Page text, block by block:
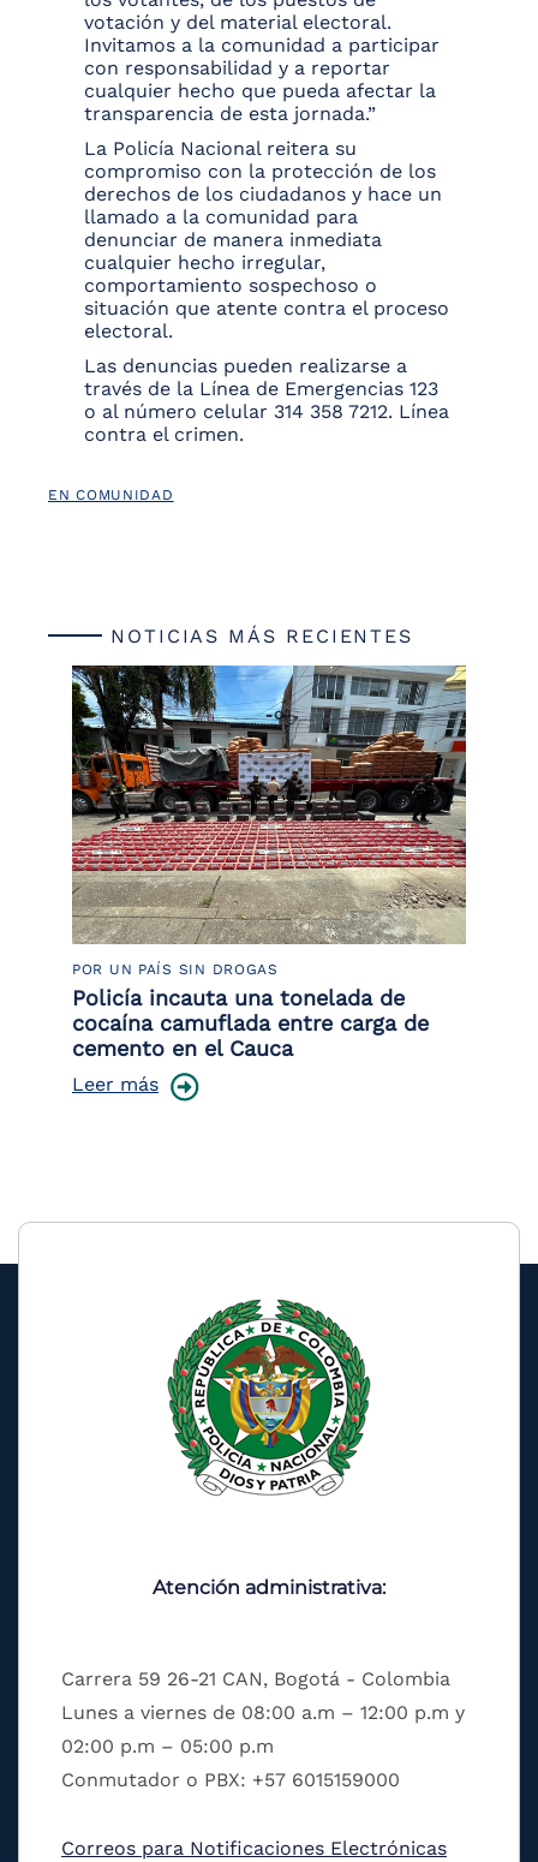
votación y del material electoral.
Invitamos a la comunidad a participar
con responsabilidad y a reportar
cualquier hecho que pueda afectar la
transparencia de esta jornada.”
La Policía Nacional reitera su
compromiso con la protección de los
derechos de los ciudadanos y hace un
llamado a la comunidad para
denunciar de manera inmediata
cualquier hecho irregular,
comportamiento sospechoso o
situación que atente contra el proceso
electoral.
Las denuncias pueden realizarse a
través de la Línea de Emergencias 123
o al número celular 314 358 7212. Línea
contra el crimen.
EN COMUNIDAD
NOTICIAS MÁS RECIENTES
POR UN PAÍS SIN DROGAS
Policía incauta una tonelada de
cocaína camuflada entre carga de
cemento en el Cauca
Leer más
Atención administrativa:
Carrera 59 26-21 CAN, Bogotá - Colombia
Lunes a viernes de 08:00 a.m – 12:00 p.m y
02:00 p.m – 05:00 p.m
Conmutador o PBX: +57 6015159000
Correos para Notificaciones Electrónicas